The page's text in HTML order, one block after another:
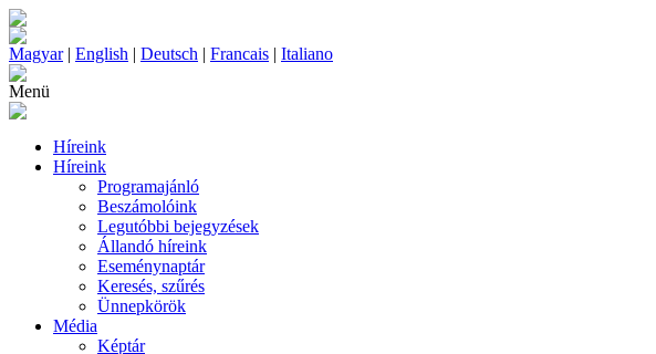
Magyar| English | Deutsch | Francais | Italiano
Menü
Híreink
Híreink
Programajánló
Beszámolóink
Legutóbbi bejegyzések
Állandó híreink
Eseménynaptár
Keresés, szűrés
Ünnepkörök
Média
Képtár